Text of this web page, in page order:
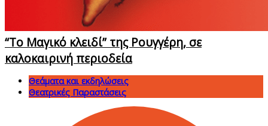
“Το Μαγικό κλειδί” της Ρουγγέρη, σε
καλοκαιρινή περιοδεία
Θεάματα και εκδηλώσεις
Θεατρικές Παραστάσεις